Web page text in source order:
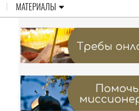
МАТЕРИАЛЫ